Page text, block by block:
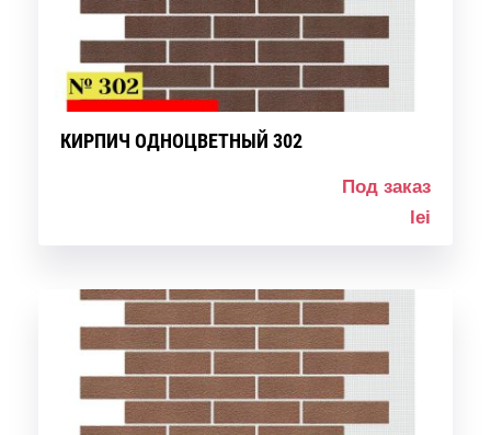
КИРПИЧ ОДНОЦВЕТНЫЙ 302
Под заказ
lei